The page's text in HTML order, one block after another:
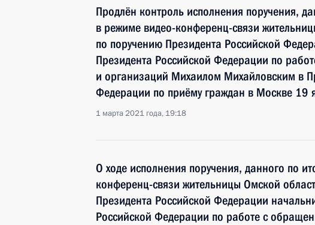
Продлён контроль исполнения поручения,
в режиме видео-конференц-связи
по поручению Президента Российской
Президента Российской Федерации по
и организаций Михаилом Михайловским в
Федерации по приёму граждан в Москве 19
1 марта 2021 года, 19:18
О ходе исполнения поручения, данного по
конференц-связи жительницы Омской
Президента Российской Федерации
Российской Федерации по работе с